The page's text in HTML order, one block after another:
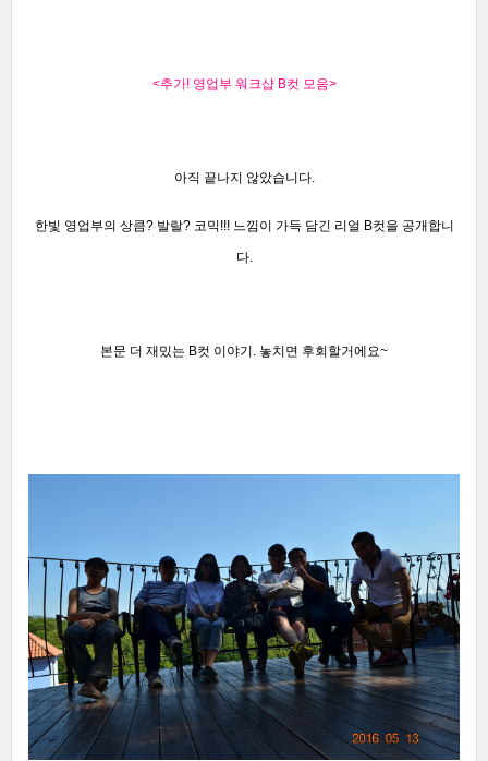
<추가! 영업부 워크샵 B컷 모음>
아직 끝나지 않았습니다.
한빛 영업부의 상큼? 발랄? 코믹!!!느낌이 가득 담긴 리얼 B컷을 공개합니
다.
본문 더 재밌는 B컷 이야기. 놓치면 후회할거에요~